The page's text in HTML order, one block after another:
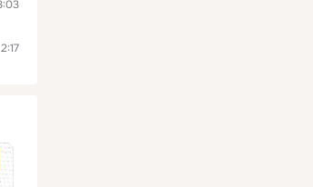
2:17